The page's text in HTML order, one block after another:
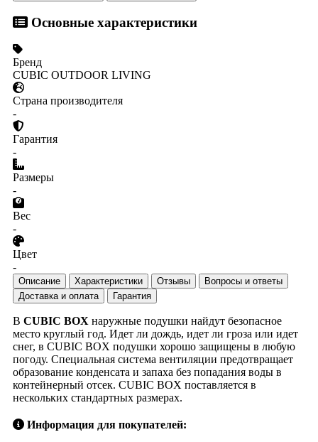
Основные характеристики
Бренд
CUBIC OUTDOOR LIVING
Страна производителя
-
Гарантия
-
Размеры
-
Вес
-
Цвет
-
Описание Характеристики Отзывы
Вопросы и ответы
Доставка и оплата
Гарантия
В CUBIC BOX наружные подушки найдут безопасное
место круглый год. Идет ли дождь, идет ли гроза или идет
снег, в CUBIC BOX подушки хорошо защищены в любую
погоду. Специальная система вентиляции предотвращает
образование конденсата и запаха без попадания воды в
контейнерный отсек. CUBIC BOX поставляется в
нескольких стандартных размерах.
Информация для покупателей: